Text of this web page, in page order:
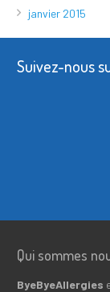
janvier 2015
Suivez-nous
Qui sommes
ByeByeAllergies